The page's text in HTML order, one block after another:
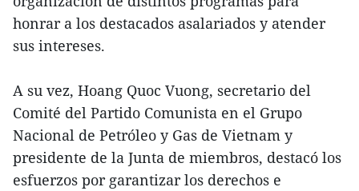
honrar a los destacados asalariados y atender
sus intereses.
A su vez, Hoang Quoc Vuong, secretario del
Comité del Partido Comunista en el Grupo
Nacional de Petróleo y Gas de Vietnam y
presidente de la Junta de miembros, destacó los
esfuerzos por garantizar los derechos e